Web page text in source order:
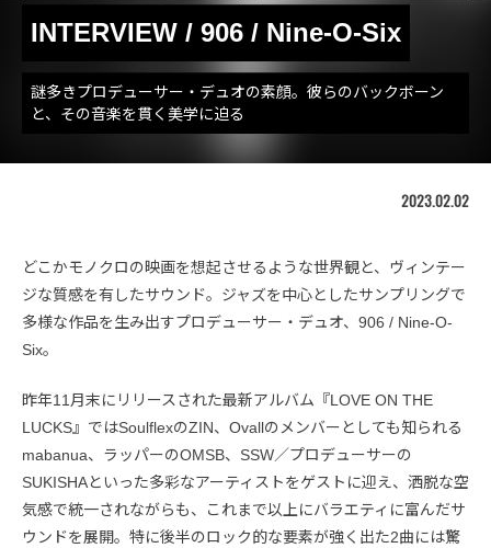
INTERVIEW / 906 / Nine-O-Six
謎多きプロデューサー・デュオの素顔。彼らのバックボーン
と、その音楽を貫く美学に迫る
2023.02.02
どこかモノクロの映画を想起させるような世界観と、ヴィンテー
ジな質感を有したサウンド。ジャズを中心としたサンプリングで
多様な作品を生み出すプロデューサー・デュオ、906 / Nine-O-
Six。
昨年11月末にリリースされた最新アルバム『LOVE ON THE
LUCKS』ではSoulflexのZIN、Ovallのメンバーとしても知られる
mabanua、ラッパーのOMSB、SSW／プロデューサーの
SUKISHAといった多彩なアーティストをゲストに迎え、洒脱な空
気感で統一されながらも、これまで以上にバラエティに富んだサ
ウンドを展開。特に後半のロック的な要素が強く出た2曲には驚